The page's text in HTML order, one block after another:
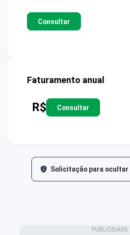
Consultar
Faturamento anual
R$ Consultar
Solicitação para ocultar